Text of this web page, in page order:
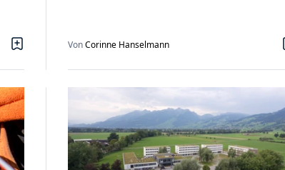
VonCorinne Hanselmann